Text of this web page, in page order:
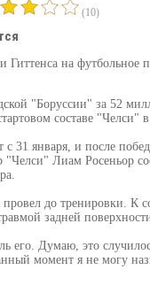
(10)
на футбольное
"Боруссии" за 52
составе "Челси"
с 31 января, и после
Лиам Росеньор
до тренировки. К
задней
его. Думаю, это
момент я не могу